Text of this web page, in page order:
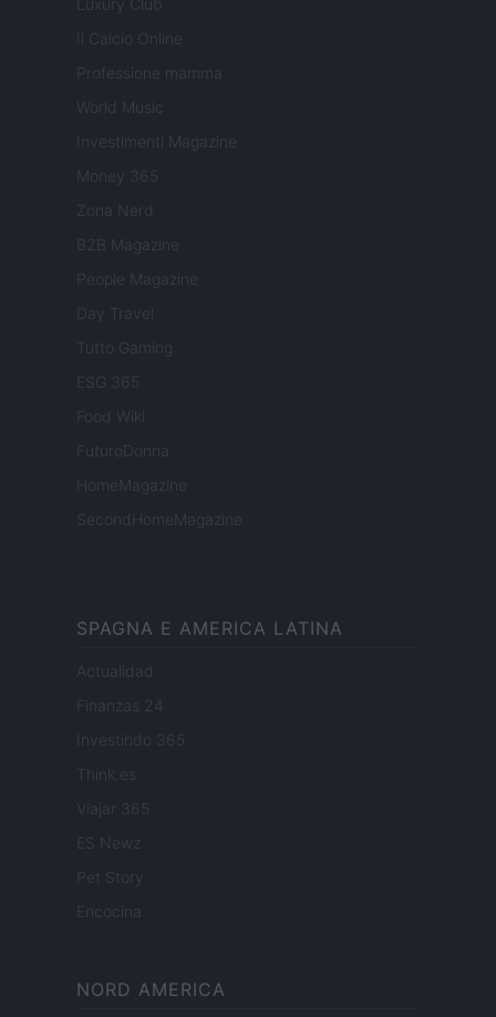
Luxury Club
Il Calcio Online
Professione mamma
World Music
Investimenti Magazine
Money 365
Zona Nerd
B2B Magazine
People Magazine
Day Travel
Tutto Gaming
ESG 365
Food Wiki
FuturoDonna
HomeMagazine
SecondHomeMagazine
SPAGNA E AMERICA LATINA
Actualidad
Finanzas 24
Investindo 365
Think.es
Viajar 365
ES Newz
Pet Story
Encocina
NORD AMERICA